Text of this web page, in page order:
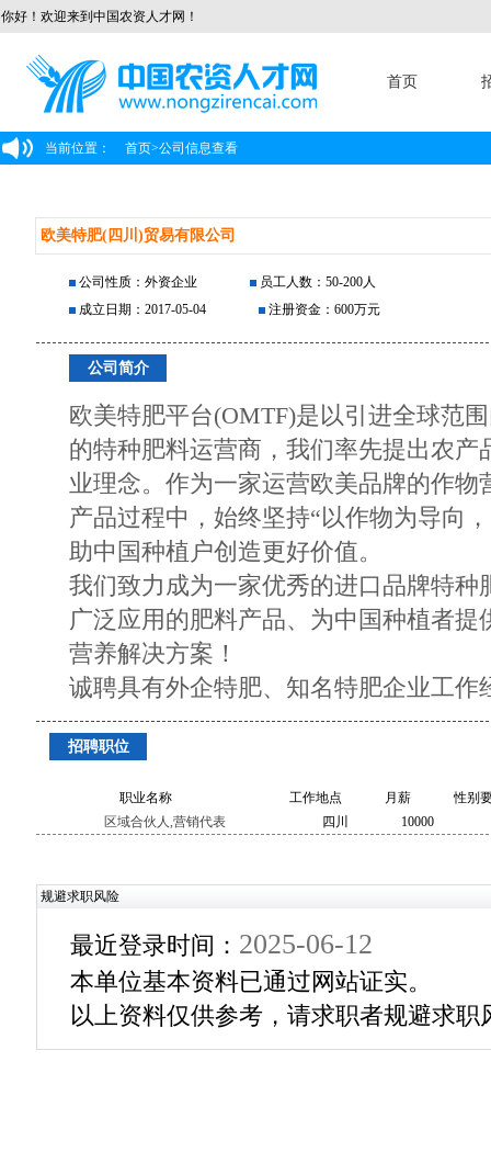
你好！欢迎来到中国农资人才网！
首页
当前位置： 首页>公司信息查看
欧美特肥(四川)贸易有限公司
公司性质：外资企业
员工人数：50-200人
成立日期：2017-05-04
注册资金：600万元
公司简介
欧美特肥平台(OMTF)是以引进全球范
的特种肥料运营商，我们率先提出农
业理念。作为一家运营欧美品牌的作
产品过程中，始终坚持“以作物为导向
助中国种植户创造更好价值。
我们致力成为一家优秀的进口品牌特种
广泛应用的肥料产品、为中国种植者
营养解决方案！
诚聘具有外企特肥、知名特肥企业工作
招聘职位
职业名称 工作地点 月薪
性别
区域合伙人,营销代表
四川 10000
规避求职风险
最近登录时间： 2025-06-12
本单位基本资料已通过网站证实。
以上资料仅供参考，请求职者规避求职